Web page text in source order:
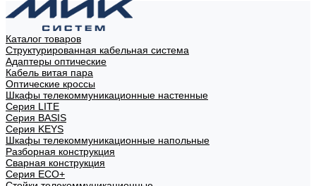
Каталог товаров
Структурированная кабельная система
Адаптеры оптические
Кабель витая пара
Оптические кроссы
Шкафы телекоммуникационные настенные
Cерия LITE
Cерия BASIS
Cерия KEYS
Шкафы телекоммуникационные напольные
Разборная конструкция
Сварная конструкция
Серия ECO+